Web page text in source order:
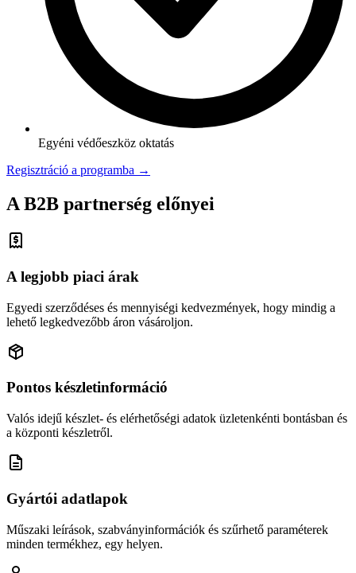
Egyéni védőeszköz oktatás
Regisztráció a programba →
A B2B partnerség előnyei
A legjobb piaci árak
Egyedi szerződéses és mennyiségi kedvezmények, hogy mindig a
lehető legkedvezőbb áron vásároljon.
Pontos készletinformáció
Valós idejű készlet- és elérhetőségi adatok üzletenkénti bontásban és
a központi készletről.
Gyártói adatlapok
Műszaki leírások, szabványinformációk és szűrhető paraméterek
minden termékhez, egy helyen.